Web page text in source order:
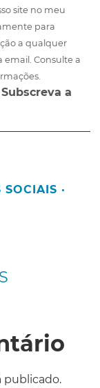
site no meu
para
a qualquer
Consulte a
a
SOCIAIS ·
publicado.